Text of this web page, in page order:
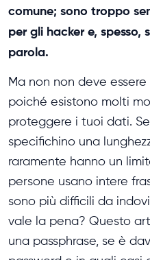
comune; sono troppo
per gli hacker e,
parola.
Ma non non deve
poiché esistono molti
proteggere i tuoi dati.
specifichino una
raramente hanno un
persone usano intere
sono più difficili da
vale la pena? Questo
una passphrase, se è